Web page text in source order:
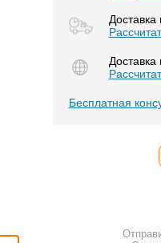
Доставка
Доставка
Бесплатная